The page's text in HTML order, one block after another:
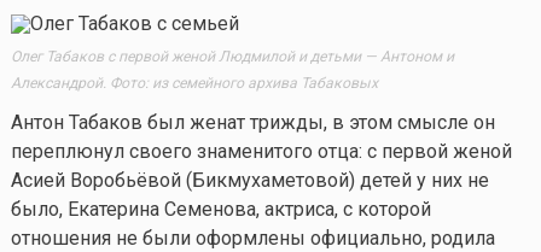
Олег Табаков с первой женой Людмилой и детьми — Антоном и
Александрой. Фото: из семейного архива Табаковых
Антон Табаков был женат трижды, в этом смысле он
переплюнул своего знаменитого отца: с первой женой
Асией Воробьёвой (Бикмухаметовой) детей у них не
было, Екатерина Семенова, актриса, с которой
отношения не были оформлены официально, родила